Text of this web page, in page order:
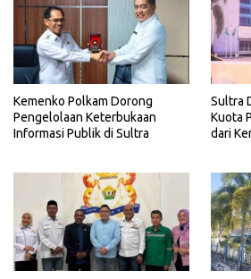
Kemenko Polkam Dorong
Pengelolaan Keterbukaan
Informasi Publik di Sultra
Sultra
Kuota
dari